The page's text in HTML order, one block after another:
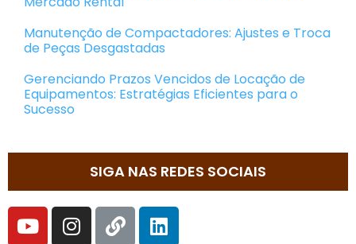
Manutenção de Compactadores: Ajustes e Troca
de Peças Desgastadas
Gerenciando Prazos Vencidos de Locação de
Equipamentos: Estratégias Eficientes para o
Sucesso
SIGA NAS REDES SOCIAIS